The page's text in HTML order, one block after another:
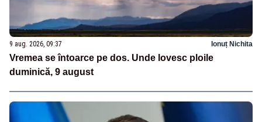
9 aug. 2026, 09:37 Ionuț Nichita
Vremea se întoarce pe dos. Unde lovesc ploile
duminică, 9 august